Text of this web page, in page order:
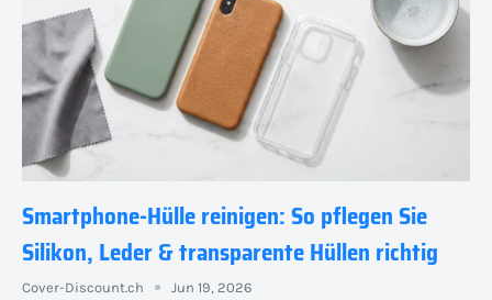
Smartphone-Hülle reinigen: So pflegen Sie
Silikon, Leder & transparente Hüllen richtig
Cover-Discount.ch Jun 19, 2026